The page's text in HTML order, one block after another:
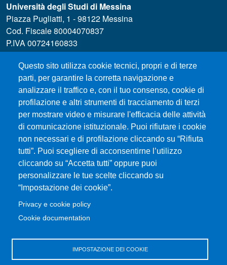
Questo sito utilizza cookie tecnici, propri e di terze
parti, per garantire la corretta navigazione e
analizzare il traffico e, con il tuo consenso, cookie di
profilazione e altri strumenti di tracciamento di terzi
per mostrare video e misurare l'efficacia delle attività
di comunicazione istituzionale. Puoi rifiutare i cookie
non necessari e di profilazione cliccando su “Rifiuta
tutti”. Puoi scegliere di acconsentirne l’utilizzo
cliccando su “Accetta tutti” oppure puoi
personalizzare le tue scelte cliccando su
“Impostazione dei cookie”.
Privacy e cookie policy
Cookie documentation
IMPOSTAZIONE DEI COOKIE
Università degli Studi di Messina
Piazza Pugliatti, 1 - 98122 Messina
Cod. Fiscale 80004070837
P.IVA 00724160833
Centralino: 090 676 1
MENÙ SOCIAL
MENÙ FOOTER 1
Esami
ERASMUS
Modulistica
Prenotazione Aule e Laboratori Didattici
Dove ci trovi
Orientamento
Studenti UNIME
Disposizioni in materia di STAGE e TIROCINI